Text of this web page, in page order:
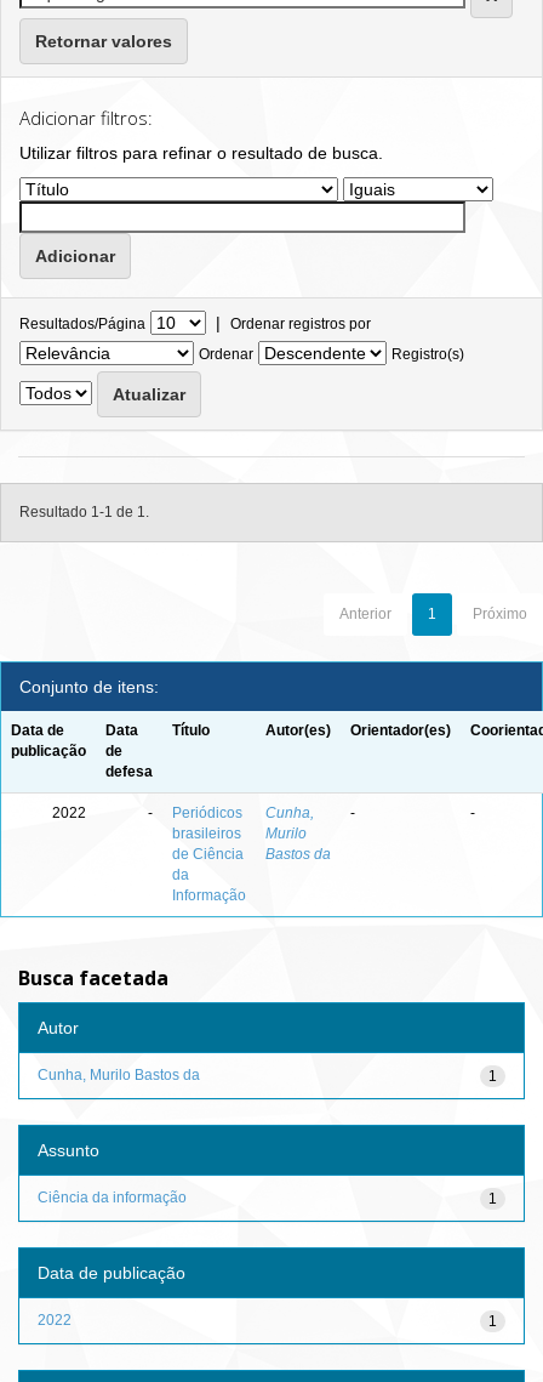
Retornar valores
Adicionar filtros:
Utilizar filtros para refinar o resultado de busca.
Resultados/Página | Ordenar registros por
Ordenar
Registro(s)
Resultado 1-1 de 1.
Anterior 1 Próximo
Conjunto de itens:
Data de
publicação
Data
de
defesa
Título Autor(es) Orientador(es)
2022 -
Periódicos
brasileiros
de Ciência
da
Informação
Cunha,
Murilo
Bastos da
- -
Busca facetada
Autor
1
Cunha, Murilo Bastos da
Assunto
1
Ciência da informação
Data de publicação
1
2022